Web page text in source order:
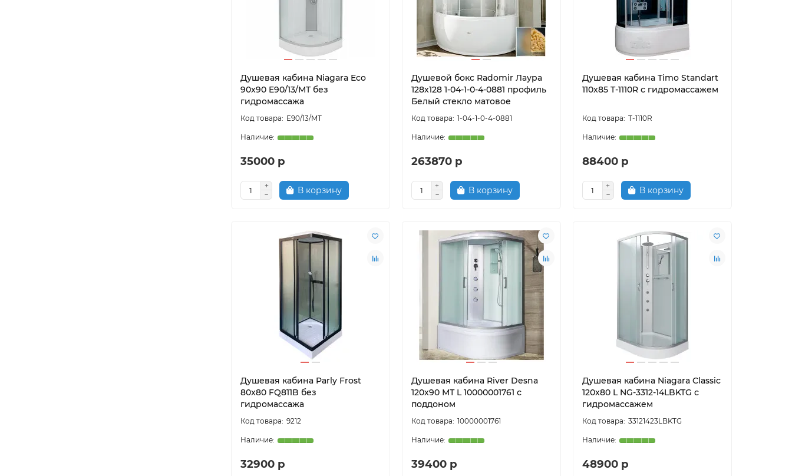
Душевая кабина Niagara Eco
90x90 E90/13/MT без
гидромассажа
E90/13/MT
35000 р
В корзину
Душевой бокс Radomir Лаура
128x128 1-04-1-0-4-0881 профиль
Белый стекло матовое
1-04-1-0-4-0881
263870 р
В корзину
Душевая кабина Timo Standart
110x85 T-1110R с гидромассажем
T-1110R
88400 р
В корзину
Душевая кабина Parly Frost
80x80 FQ811B без
гидромассажа
9212
32900 р
Душевая кабина River Desna
120x90 МТ L 10000001761 с
поддоном
10000001761
39400 р
Душевая кабина Niagara Classic
120x80 L NG-3312-14LBKTG с
гидромассажем
33121423LBKTG
48900 р